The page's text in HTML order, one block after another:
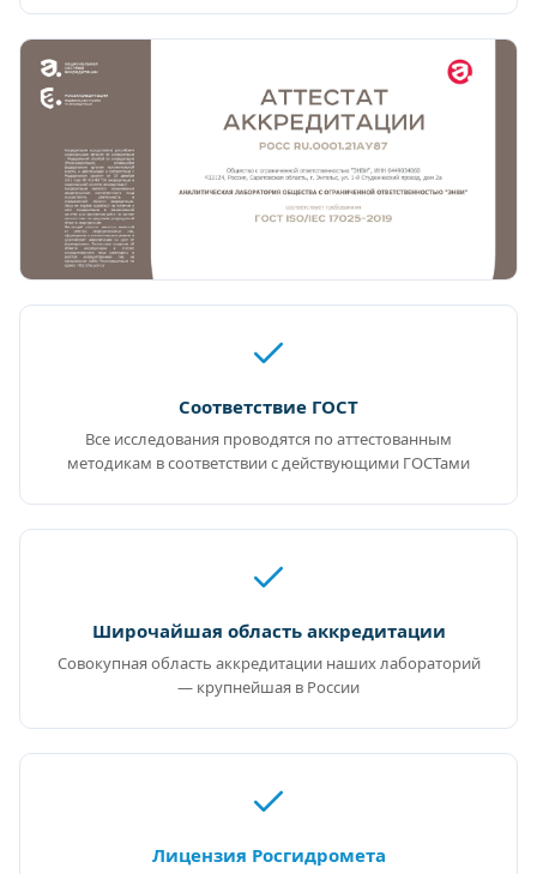
Соответствие ГОСТ
Все исследования проводятся по аттестованным
методикам в соответствии с действующими ГОСТами
Широчайшая область аккредитации
Совокупная область аккредитации наших лабораторий
— крупнейшая в России
Лицензия Росгидромета